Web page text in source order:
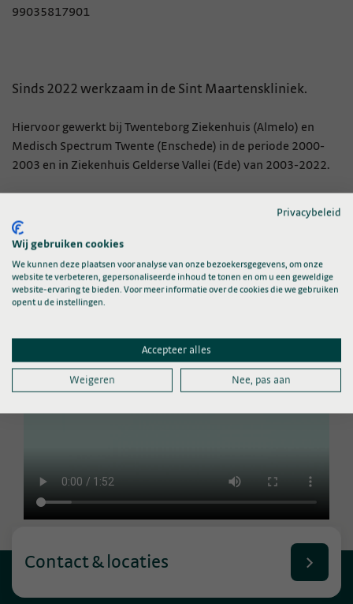
99035817901
Sinds 2022 werkzaam in de Sint Maartenskliniek.
Hiervoor gewerkt bij Twenteborg Ziekenhuis (Almelo) en
Medisch Spectrum Twente (Enschede) in de periode 2000-
2003 en in Ziekenhuis Gelderse Vallei (Ede) van 2003-2022.
In 1985-1991 Geneeskunde in Maastricht en van 1992-2000
Reumatologie in Twente.
Contact & locaties
Privacybeleid
Wij gebruiken cookies
We kunnen deze plaatsen voor analyse van onze bezoekersgegevens, om onze
website te verbeteren, gepersonaliseerde inhoud te tonen en om u een geweldige
website-ervaring te bieden. Voor meer informatie over de cookies die we gebruiken
opent u de instellingen.
Accepteer alles
Weigeren Nee, pas aan